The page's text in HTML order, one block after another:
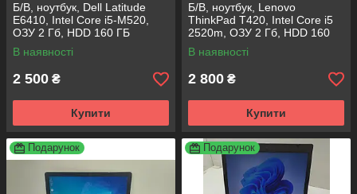
Б/В, ноутбук, Dell Latitude
E6410, Intel Core i5-M520,
ОЗУ 2 Гб, HDD 160 ГБ
В наявності
2 500 ₴
Купити
Б/В, ноутбук, Lenovo
ThinkPad T420, Intel Core i5
2520m, ОЗУ 2 Гб, HDD 160
Гб
В наявності
2 800 ₴
Купити
Подарунок Подарунок